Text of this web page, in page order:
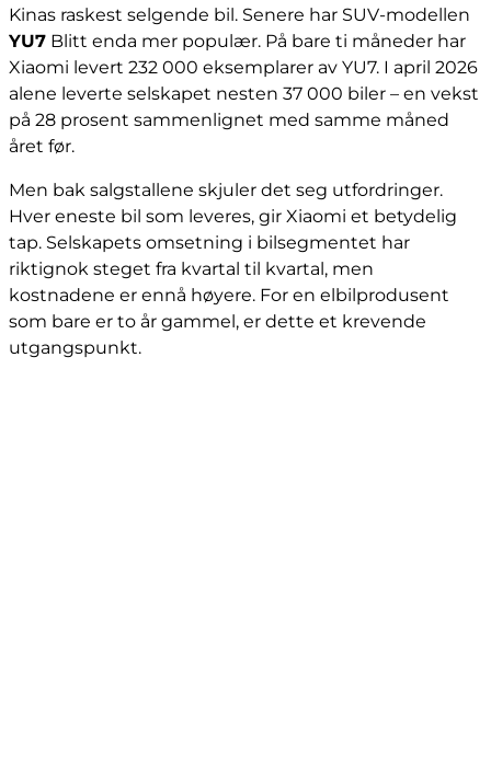
Kinas raskest selgende bil. Senere har SUV-modellen
YU7 Blitt enda mer populær. På bare ti måneder har
Xiaomi levert 232 000 eksemplarer av YU7. I april 2026
alene leverte selskapet nesten 37 000 biler – en vekst
på 28 prosent sammenlignet med samme måned
året før.
Men bak salgstallene skjuler det seg utfordringer.
Hver eneste bil som leveres, gir Xiaomi et betydelig
tap. Selskapets omsetning i bilsegmentet har
riktignok steget fra kvartal til kvartal, men
kostnadene er ennå høyere. For en elbilprodusent
som bare er to år gammel, er dette et krevende
utgangspunkt.